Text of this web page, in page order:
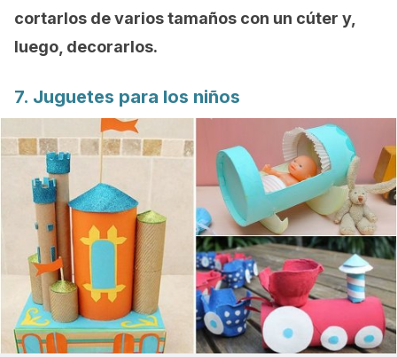
cortarlos de varios tamaños con un cúter y,
luego, decorarlos.
7. Juguetes para los niños